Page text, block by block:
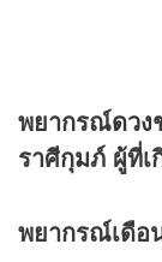
พยากรณ์ดวง
ราศีกุมภ์ ผู้ที่
พยากรณ์เดือ